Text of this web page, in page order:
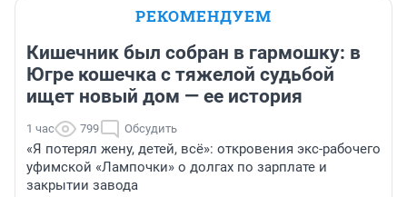
РЕКОМЕНДУЕМ
Кишечник был собран в гармошку: в
Югре кошечка с тяжелой судьбой
ищет новый дом — ее история
1 час 799 Обсудить
«Я потерял жену, детей, всё»: откровения экс-рабочего
уфимской «Лампочки» о долгах по зарплате и
закрытии завода